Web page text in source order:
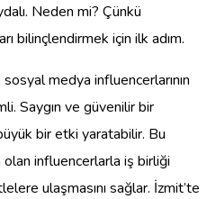
Neden mi? Çünkü
bilinçlendirmek için ilk adım.
medya influencerlarının
Saygın ve güvenilir bir
bir etki yaratabilir. Bu
olan influencerlarla iş birliği
ulaşmasını sağlar. İzmit’te